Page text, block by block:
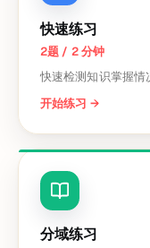
快速练习
2题 / 2 分钟
快速检测知识掌握情
开始练习 →
分域练习